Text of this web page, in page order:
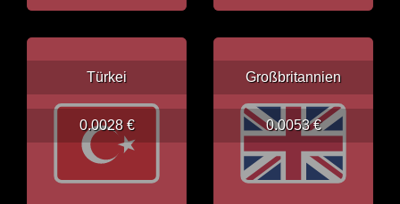
Türkei
0.0028 €
Großbritannien
0.0053 €